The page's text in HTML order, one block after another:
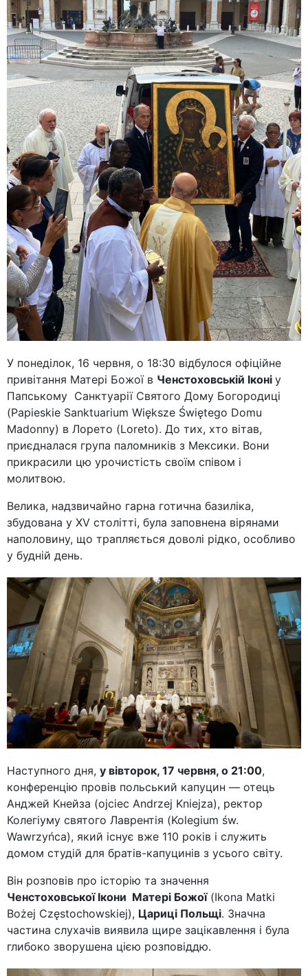
У понеділок, 16 червня, о 18:30 відбулося офіційне
привітання Матері Божої в Ченстоховській Іконі у
Папському Санктуарії Святого Дому Богородиці
(Papieskie Sanktuarium Większe Świętego Domu
Madonny) в Лорето (Loreto). До тих, хто вітав,
приєдналася група паломників з Мексики. Вони
прикрасили цю урочистість своїм співом і
молитвою.
Велика, надзвичайно гарна готична базиліка,
збудована у XV столітті, була заповнена вірянами
наполовину, що трапляється доволі рідко, особливо
у будній день.
Наступного дня, у вівторок, 17 червня, о 21:00,
конференцію провів польський капуцин — отець
Анджей Кнейза (ojciec Andrzej Kniejza), ректор
Колегіуму святого Лаврентія (Kolegium św.
Wawrzyńca), який існує вже 110 років і служить
домом студій для братів-капуцинів з усього світу.
Він розповів про історію та значення
Ченстоховської Ікони Матері Божої(Ikona Matki
Bożej Częstochowskiej), Цариці Польщі. Значна
частина слухачів виявила щире зацікавлення і була
глибоко зворушена цією розповіддю.